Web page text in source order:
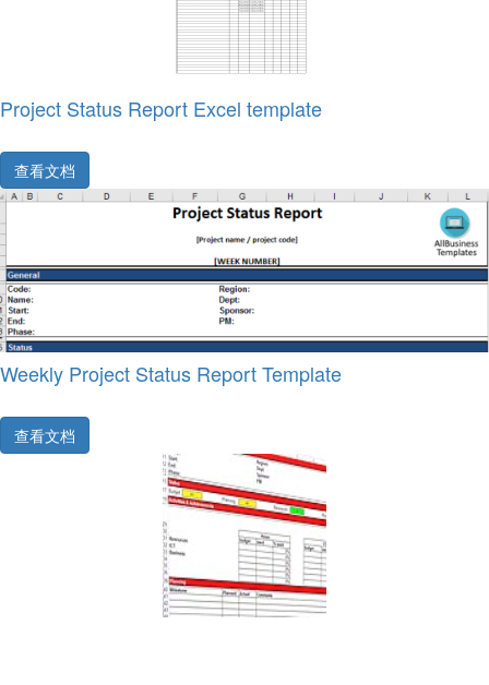
Project Status Report Excel template
查看文档
Weekly Project Status Report Template
查看文档